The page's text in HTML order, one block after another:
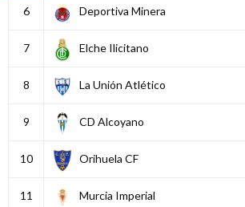
6 Deportiva Minera
7 Elche Ilicitano
8 La Unión Atlético
9 CD Alcoyano
10 Orihuela CF
11 Murcia Imperial